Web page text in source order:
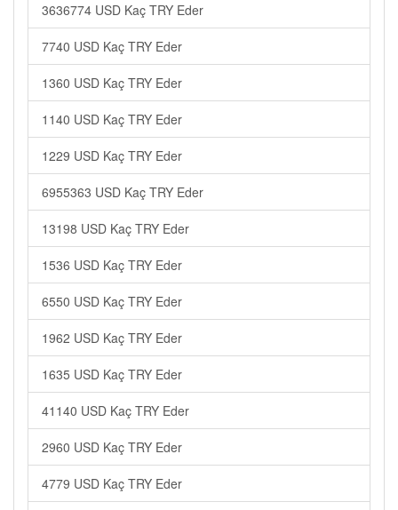
3636774 USD Kaç TRY Eder
7740 USD Kaç TRY Eder
1360 USD Kaç TRY Eder
1140 USD Kaç TRY Eder
1229 USD Kaç TRY Eder
6955363 USD Kaç TRY Eder
13198 USD Kaç TRY Eder
1536 USD Kaç TRY Eder
6550 USD Kaç TRY Eder
1962 USD Kaç TRY Eder
1635 USD Kaç TRY Eder
41140 USD Kaç TRY Eder
2960 USD Kaç TRY Eder
4779 USD Kaç TRY Eder